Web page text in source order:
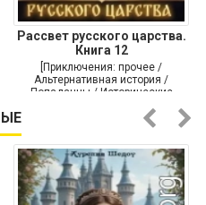
Рассвет русского царства.
Книга 12
[Приключения: прочее /
Альтернативная история /
Попаданцы / Исторические